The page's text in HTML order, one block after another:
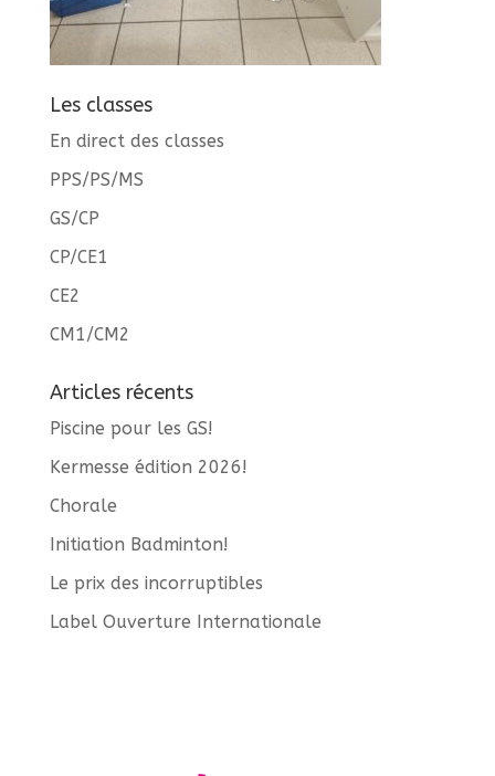
Les classes
En direct des classes
PPS/PS/MS
GS/CP
CP/CE1
CE2
CM1/CM2
Articles récents
Piscine pour les GS!
Kermesse édition 2026!
Chorale
Initiation Badminton!
Le prix des incorruptibles
Label Ouverture Internationale